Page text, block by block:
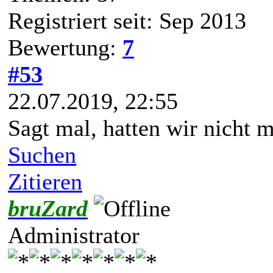
Registriert seit: Sep 2013
Bewertung: 7
#53
22.07.2019, 22:55
Sagt mal, hatten wir nicht
Suchen
Zitieren
bruZard
Administrator